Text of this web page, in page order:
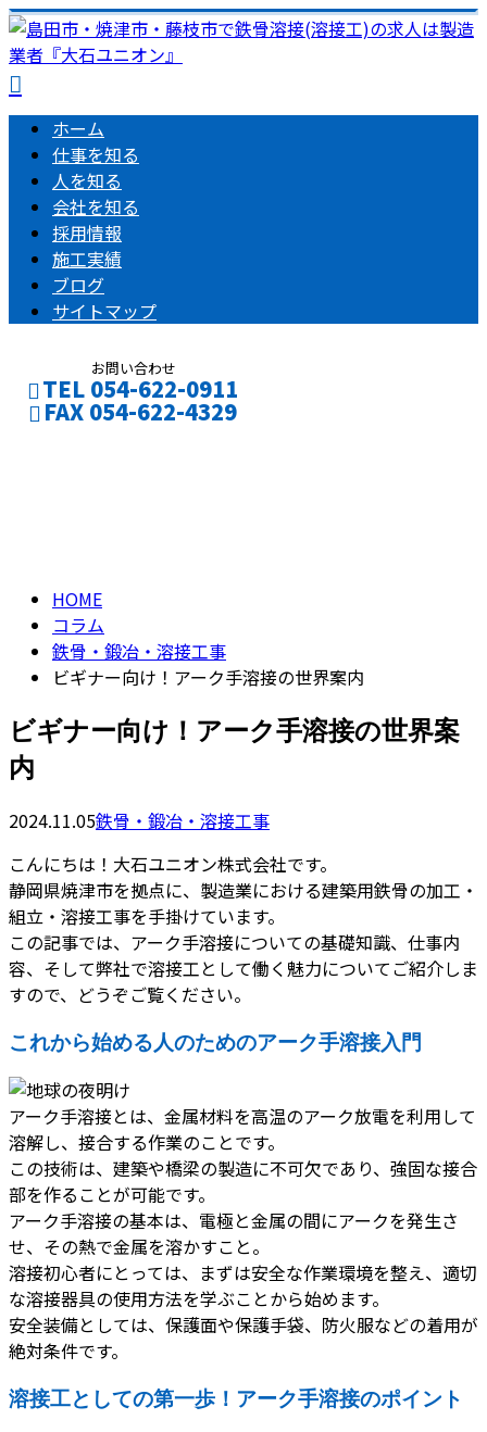
ホーム
仕事を知る
人を知る
会社を知る
採用情報
施工実績
ブログ
サイトマップ
お問い合わせ
TEL 054-622-0911
FAX 054-622-4329
HOME
コラム
鉄骨・鍛冶・溶接工事
ビギナー向け！アーク手溶接の世界案内
ビギナー向け！アーク手溶接の世界案
内
2024.11.05鉄骨・鍛冶・溶接工事
こんにちは！大石ユニオン株式会社です。
静岡県焼津市を拠点に、製造業における建築用鉄骨の加工・
組立・溶接工事を手掛けています。
この記事では、アーク手溶接についての基礎知識、仕事内
容、そして弊社で溶接工として働く魅力についてご紹介しま
すので、どうぞご覧ください。
これから始める人のためのアーク手溶接入門
アーク手溶接とは、金属材料を高温のアーク放電を利用して
溶解し、接合する作業のことです。
この技術は、建築や橋梁の製造に不可欠であり、強固な接合
部を作ることが可能です。
アーク手溶接の基本は、電極と金属の間にアークを発生さ
せ、その熱で金属を溶かすこと。
溶接初心者にとっては、まずは安全な作業環境を整え、適切
な溶接器具の使用方法を学ぶことから始めます。
安全装備としては、保護面や保護手袋、防火服などの着用が
絶対条件です。
溶接工としての第一歩！アーク手溶接のポイント